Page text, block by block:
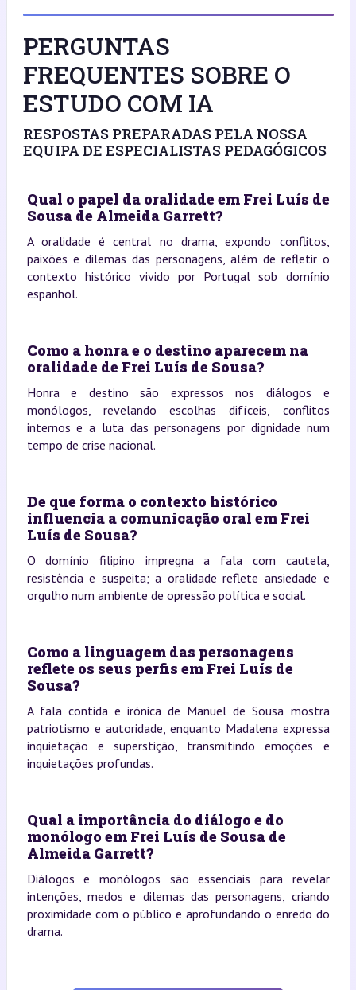
PERGUNTAS
FREQUENTES SOBRE O
ESTUDO COM IA
RESPOSTAS PREPARADAS PELA NOSSA
EQUIPA DE ESPECIALISTAS PEDAGÓGICOS
Qual o papel da oralidade em Frei Luís de
Sousa de Almeida Garrett?
A oralidade é central no drama, expondo conflitos,
paixões e dilemas das personagens, além de refletir o
contexto histórico vivido por Portugal sob domínio
espanhol.
Como a honra e o destino aparecem na
oralidade de Frei Luís de Sousa?
Honra e destino são expressos nos diálogos e
monólogos, revelando escolhas difíceis, conflitos
internos e a luta das personagens por dignidade num
tempo de crise nacional.
De que forma o contexto histórico
influencia a comunicação oral em Frei
Luís de Sousa?
O domínio filipino impregna a fala com cautela,
resistência e suspeita; a oralidade reflete ansiedade e
orgulho num ambiente de opressão política e social.
Como a linguagem das personagens
reflete os seus perfis em Frei Luís de
Sousa?
A fala contida e irónica de Manuel de Sousa mostra
patriotismo e autoridade, enquanto Madalena expressa
inquietação e superstição, transmitindo emoções e
inquietações profundas.
Qual a importância do diálogo e do
monólogo em Frei Luís de Sousa de
Almeida Garrett?
Diálogos e monólogos são essenciais para revelar
intenções, medos e dilemas das personagens, criando
proximidade com o público e aprofundando o enredo do
drama.